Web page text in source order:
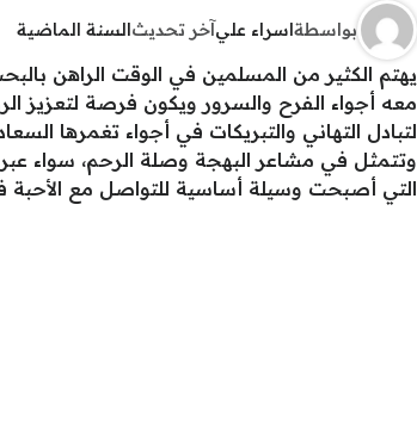
بواسطةاسراء عليآخر تحديثالسنة الماضية
معه أجواء الفرح والسرور ويكون فرصة لتعزيز
لتبادل التهاني والتبريكات في أجواء تغمرها
وتتمثل في مشاعر البهجة وصلة الرحم، سواء عبر
التي أصبحت وسيلة أساسية للتواصل مع الأحبة